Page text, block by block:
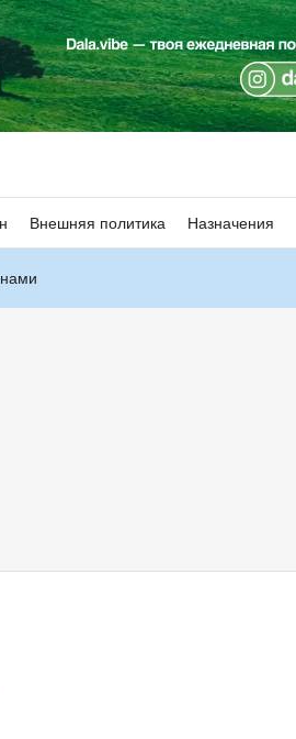
Внешняя политика Назначения